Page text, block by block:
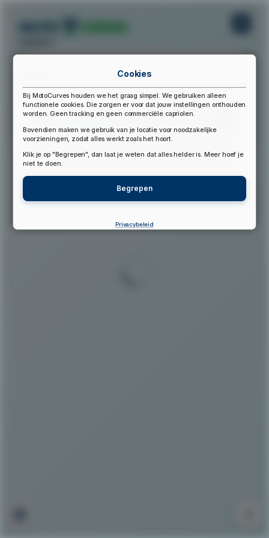
▲
Cookies
Bij MotoCurves houden we het graag simpel. We gebruiken alleen
functionele cookies. Die zorgen er voor dat jouw instellingen onthouden
worden. Geen tracking en geen commerciële capriolen.
Bovendien maken we gebruik van je locatie voor noodzakelijke
voorzieningen, zodat alles werkt zoals het hoort.
Klik je op "Begrepen", dan laat je weten dat alles helder is. Meer hoef je
niet te doen.
Begrepen
Privacybeleid